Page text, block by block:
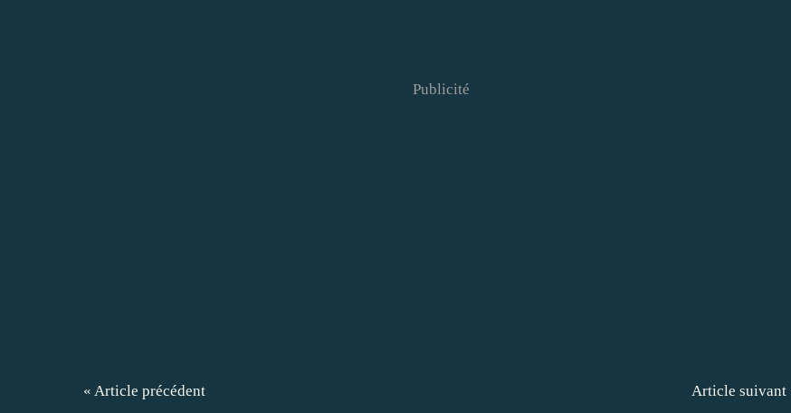
Publicité
« Article précédent Article suivant